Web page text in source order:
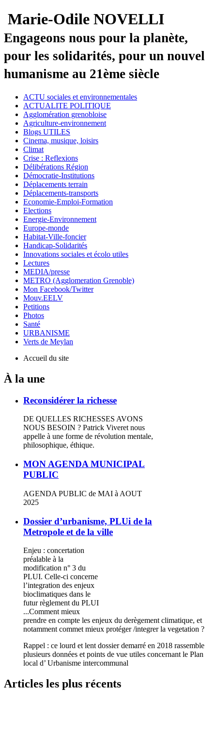
Marie-Odile NOVELLI
Engageons nous pour la planète,
pour les solidarités, pour un nouvel
humanisme au 21ème siècle
ACTU sociales et environnementales
ACTUALITE POLITIQUE
Agglomération grenobloise
Agriculture-environnement
Blogs UTILES
Cinema, musique, loisirs
Climat
Crise : Reflexions
Délibérations Région
Démocratie-Institutions
Déplacements terrain
Déplacements-transports
Economie-Emploi-Formation
Elections
Energie-Environnement
Europe-monde
Habitat-Ville-foncier
Handicap-Solidarités
Innovations sociales et écolo utiles
Lectures
MEDIA/presse
METRO (Agglomeration Grenoble)
Mon Facebook/Twitter
Mouv.EELV
Petitions
Photos
Santé
URBANISME
Verts de Meylan
Accueil du site
À la une
Reconsidérer la richesse
DE QUELLES RICHESSES AVONS
NOUS BESOIN ? Patrick Viveret nous
appelle à une forme de révolution mentale,
philosophique, éthique.
MON AGENDA MUNICIPAL
PUBLIC
AGENDA PUBLIC de MAI à AOUT
2025
Dossier d’urbanisme, PLUi de la
Metropole et de la ville
Enjeu : concertation
préalable à la
modification n° 3 du
PLUI. Celle-ci concerne
l’integration des enjeux
bioclimatiques dans le
futur règlement du PLUI
...Comment mieux
prendre en compte les enjeux du derègement climatique, et
notamment commet mieux protéger /integrer la vegetation ?
Rappel : ce lourd et lent dossier demarré en 2018 rassemble
plusieurs données et points de vue utiles concernant le Plan
local d’ Urbanisme intercommunal
Articles les plus récents